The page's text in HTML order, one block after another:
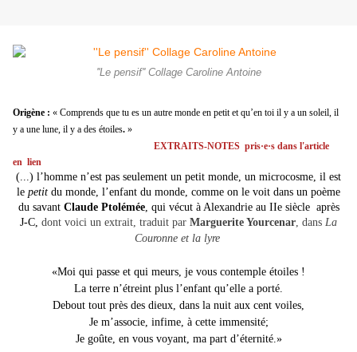
''Le pensif'' Collage Caroline Antoine
Origène : « Comprends que tu es un autre monde en petit et qu’en toi il y a un soleil, il
y a une lune, il y a des étoiles. »
EXTRAITS-NOTES pris·e·s dans l'article
en lien
(...) l’homme n’est pas seulement un petit monde, un microcosme, il est
le petit du monde, l’enfant du monde, comme on le voit dans un poème
du savant Claude Ptolémée, qui vécut à Alexandrie au IIe siècle après
J-C, dont voici un extrait, traduit par Marguerite Yourcenar, dans La
Couronne et la lyre
«Moi qui passe et qui meurs, je vous contemple étoiles !
La terre n’étreint plus l’enfant qu’elle a porté.
Debout tout près des dieux, dans la nuit aux cent voiles,
Je m’associe, infime, à cette immensité;
Je goûte, en vous voyant, ma part d’éternité.»